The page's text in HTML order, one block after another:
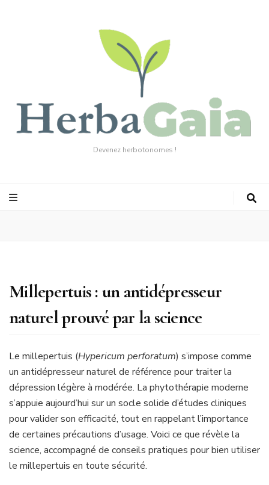
Devenez herbotonomes !
Millepertuis : un antidépresseur
naturel prouvé par la science
Le millepertuis (Hypericum perforatum) s’impose comme
un antidépresseur naturel de référence pour traiter la
dépression légère à modérée. La phytothérapie moderne
s’appuie aujourd’hui sur un socle solide d’études cliniques
pour valider son efficacité, tout en rappelant l’importance
de certaines précautions d’usage. Voici ce que révèle la
science, accompagné de conseils pratiques pour bien utiliser
le millepertuis en toute sécurité.